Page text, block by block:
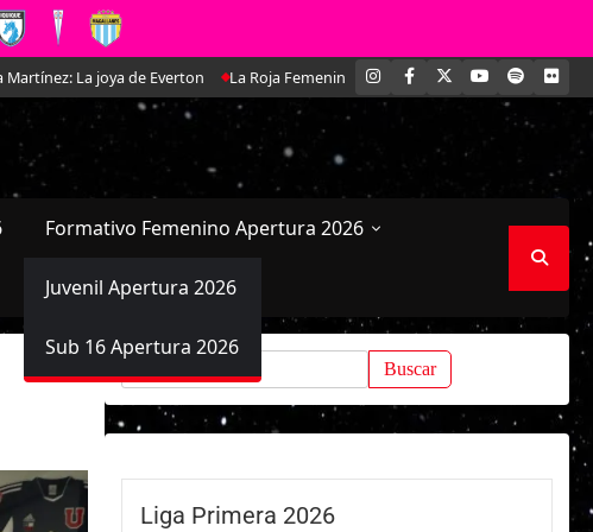
Everton La Roja Femenina Sub-17 enfrentará a Argentina en doble amistoso
INSTAGRAM
FACEBOOK YOUTUBE
SPOTIFY
Formativo Femenino Apertura 2026
Juvenil Apertura 2026
Sub 16 Apertura 2026
Buscar:
Liga Primera 2026